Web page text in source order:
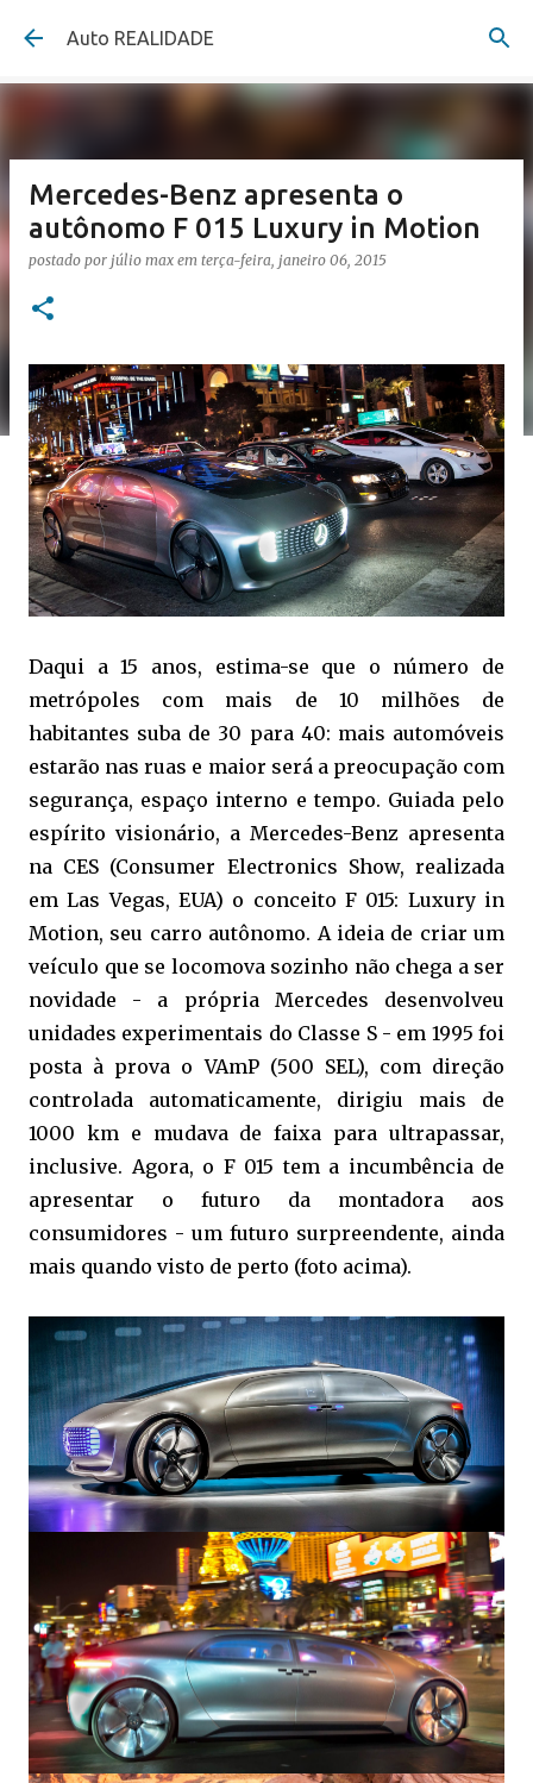
Pular para o conteúdo principal
Auto REALIDADE
Mercedes-Benz apresenta o
autônomo F 015 Luxury in Motion
postado por júlio max em terça-feira, janeiro 06, 2015
Daqui a 15 anos, estima-se que o número de
metrópoles com mais de 10 milhões de
habitantes suba de 30 para 40: mais automóveis
estarão nas ruas e maior será a preocupação com
segurança, espaço interno e tempo. Guiada pelo
espírito visionário, a Mercedes-Benz apresenta
na CES (Consumer Electronics Show, realizada
em Las Vegas, EUA) o conceito F 015: Luxury in
Motion, seu carro autônomo. A ideia de criar um
veículo que se locomova sozinho não chega a ser
novidade - a própria Mercedes desenvolveu
unidades experimentais do Classe S - em 1995 foi
posta à prova o VAmP (500 SEL), com direção
controlada automaticamente, dirigiu mais de
1000 km e mudava de faixa para ultrapassar,
inclusive. Agora, o F 015 tem a incumbência de
apresentar o futuro da montadora aos
consumidores - um futuro surpreendente, ainda
mais quando visto de perto (foto acima).